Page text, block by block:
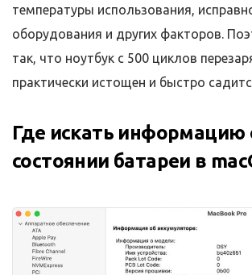
температуры использования,
оборудования и других факторов.
так, что ноутбук с 500 циклов
практически истощен и быстро
Где искать информацию
состоянии батареи в